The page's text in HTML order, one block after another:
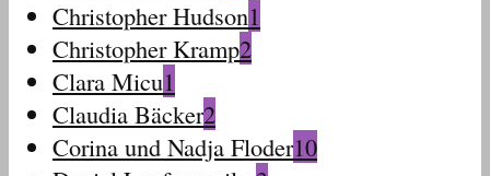
Christopher Hudson1
Christopher Kramp2
Clara Micu1
Claudia Bäcker2
Corina und Nadja Floder10